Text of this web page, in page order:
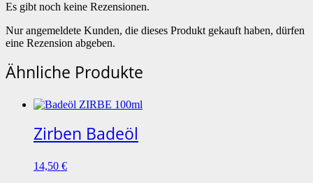
Es gibt noch keine Rezensionen.
Nur angemeldete Kunden, die dieses Produkt gekauft haben, dürfen
eine Rezension abgeben.
Ähnliche Produkte
Zirben Badeöl
14,50 €